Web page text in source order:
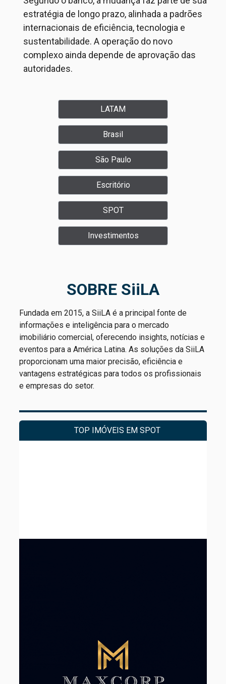
estratégia de longo prazo, alinhada a padrões
internacionais de eficiência, tecnologia e
sustentabilidade. A operação do novo
complexo ainda depende de aprovação das
autoridades.
LATAM
Brasil
São Paulo
Escritório
SPOT
Investimentos
SOBRE SiiLA
Fundada em 2015, a SiiLA é a principal fonte de
informações e inteligência para o mercado
imobiliário comercial, oferecendo insights, notícias e
eventos para a América Latina. As soluções da SiiLA
proporcionam uma maior precisão, eficiência e
vantagens estratégicas para todos os profissionais
e empresas do setor.
TOP IMÓVEIS EM SPOT